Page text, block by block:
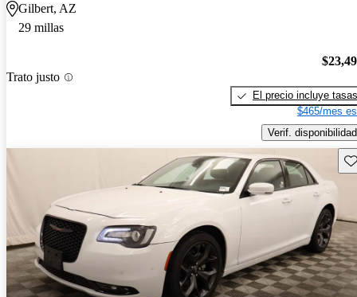
Gilbert, AZ
29 millas
Trato justo
El precio incluye tasas
$465/mes
Verif. disponibilidad